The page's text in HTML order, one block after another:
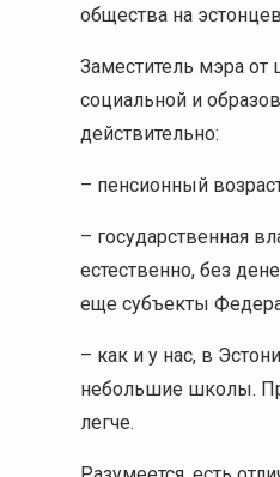
общества на
Заместитель мэра от
социальной и
действительно:
– пенсионный
– государственная
естественно, без
еще субъекты
– как и у нас, в
небольшие школы.
легче.